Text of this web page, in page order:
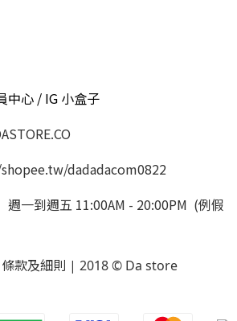
中心 / IG 小盒子
dadadacom0822
週一到週五 11:00AM - 20:00PM (例假
款及細則 | 2018 © Da store